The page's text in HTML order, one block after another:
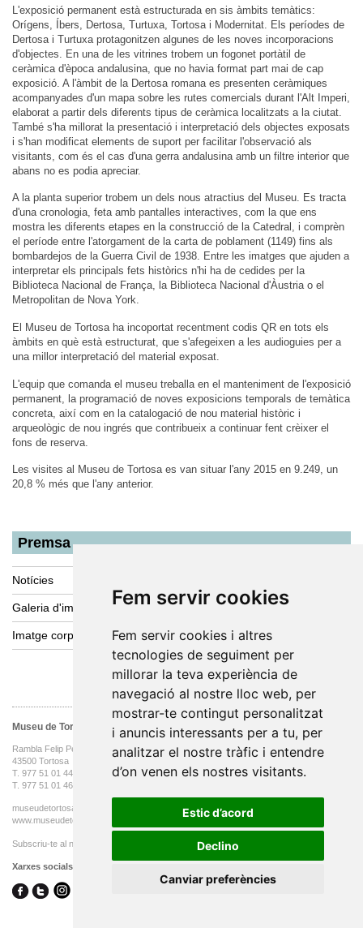
Fem servir cookies
Fem servir cookies i altres
tecnologies de seguiment per
millorar la teva experiència de
navegació al nostre lloc web, per
mostrar-te contingut personalitzat
i anuncis interessants per a tu, per
analitzar el nostre tràfic i entendre
d’on venen els nostres visitants.
Estic d’acord
Declino
Canviar preferències
L'exposició permanent està estructurada en sis àmbits temàtics:
Orígens, Íbers, Dertosa, Turtuxa, Tortosa i Modernitat. Els períodes de
Dertosa i Turtuxa protagonitzen algunes de les noves incorporacions
d'objectes. En una de les vitrines trobem un fogonet portàtil de
ceràmica d'època andalusina, que no havia format part mai de cap
exposició. A l'àmbit de la Dertosa romana es presenten ceràmiques
acompanyades d'un mapa sobre les rutes comercials durant l'Alt Imperi,
elaborat a partir dels diferents tipus de ceràmica localitzats a la ciutat.
També s'ha millorat la presentació i interpretació dels objectes exposats
i s'han modificat elements de suport per facilitar l'observació als
visitants, com és el cas d'una gerra andalusina amb un filtre interior que
abans no es podia apreciar.
A la planta superior trobem un dels nous atractius del Museu. Es tracta
d'una cronologia, feta amb pantalles interactives, com la que ens
mostra les diferents etapes en la construcció de la Catedral, i comprèn
el període entre l'atorgament de la carta de poblament (1149) fins als
bombardejos de la Guerra Civil de 1938. Entre les imatges que ajuden a
interpretar els principals fets històrics n'hi ha de cedides per la
Biblioteca Nacional de França, la Biblioteca Nacional d'Àustria o el
Metropolitan de Nova York.
El Museu de Tortosa ha incoportat recentment codis QR en tots els
àmbits en què està estructurat, que s'afegeixen a les audioguies per a
una millor interpretació del material exposat.
L'equip que comanda el museu treballa en el manteniment de l'exposició
permanent, la programació de noves exposicions temporals de temàtica
concreta, així com en la catalogació de nou material històric i
arqueològic de nou ingrés que contribueix a continuar fent crèixer el
fons de reserva.
Les visites al Museu de Tortosa es van situar l'any 2015 en 9.249, un
20,8 % més que l'any anterior.
Premsa
Notícies
Galeria d'imatges
Imatge corporativa
Museu de Tortosa
Rambla Felip Pedrell, 3
43500 Tortosa
T. 977 51 01 44 oficines
T. 977 51 01 46
museudetortosa@tortosa.cat
www.museudetortosa.cat
Subscriu-te al nostre butlletí
Xarxes socials